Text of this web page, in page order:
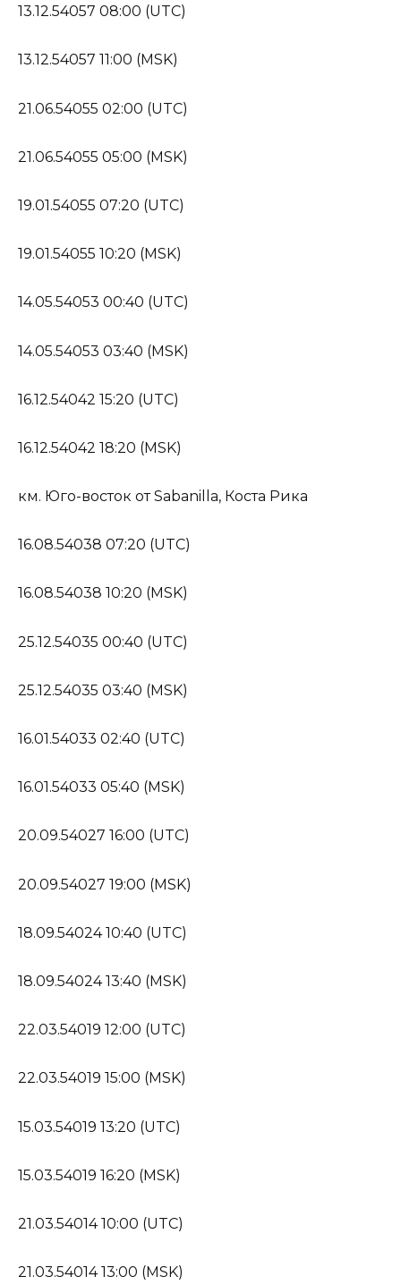
13.12.54057 08:00 (UTC)
13.12.54057 11:00 (MSK)
21.06.54055 02:00 (UTC)
21.06.54055 05:00 (MSK)
19.01.54055 07:20 (UTC)
19.01.54055 10:20 (MSK)
14.05.54053 00:40 (UTC)
14.05.54053 03:40 (MSK)
16.12.54042 15:20 (UTC)
16.12.54042 18:20 (MSK)
км. Юго-восток от Sabanilla, Коста Рика
16.08.54038 07:20 (UTC)
16.08.54038 10:20 (MSK)
25.12.54035 00:40 (UTC)
25.12.54035 03:40 (MSK)
16.01.54033 02:40 (UTC)
16.01.54033 05:40 (MSK)
20.09.54027 16:00 (UTC)
20.09.54027 19:00 (MSK)
18.09.54024 10:40 (UTC)
18.09.54024 13:40 (MSK)
22.03.54019 12:00 (UTC)
22.03.54019 15:00 (MSK)
15.03.54019 13:20 (UTC)
15.03.54019 16:20 (MSK)
21.03.54014 10:00 (UTC)
21.03.54014 13:00 (MSK)